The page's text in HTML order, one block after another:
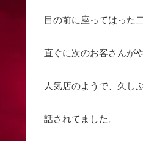
目の前に座ってはった
直ぐに次のお客さんが
人気店のようで、久し
話されてました。